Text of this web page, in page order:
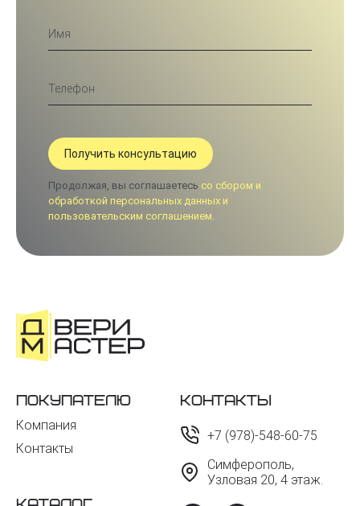
Продолжая, вы соглашаетесь со сбором и
обработкой персональных данных и
пользовательским соглашением.
Покупателю
Компания
Контакты
Контакты
+7 (978)-548-60-75
Симферополь,
Узловая 20, 4 этаж.